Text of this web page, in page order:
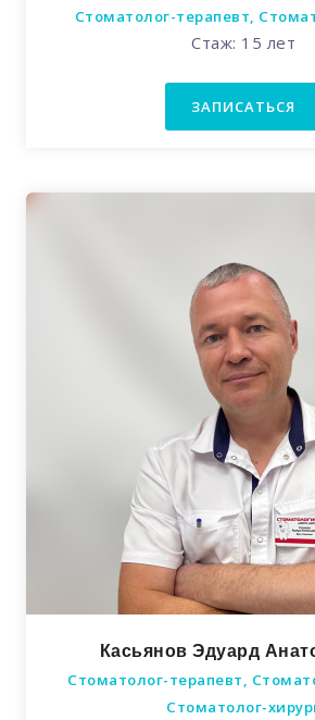
Стоматолог-терапевт,
Стаж: 15 лет
ЗАПИСАТЬСЯ
Касьянов Эдуард
Стоматолог-терапевт,
Стоматолог-